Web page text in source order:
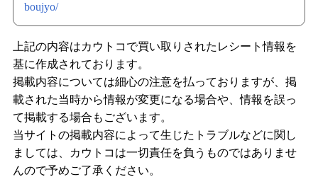
boujyo/
上記の内容はカウトコで買い取りされたレシート情報を
基に作成されております。
掲載内容については細心の注意を払っておりますが、掲
載された当時から情報が変更になる場合や、情報を誤っ
て掲載する場合もございます。
当サイトの掲載内容によって生じたトラブルなどに関し
ましては、カウトコは一切責任を負うものではありませ
んので予めご了承ください。